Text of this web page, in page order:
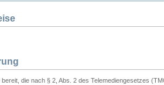
bereit, die nach § 2, Abs. 2 des Telemediengesetzes